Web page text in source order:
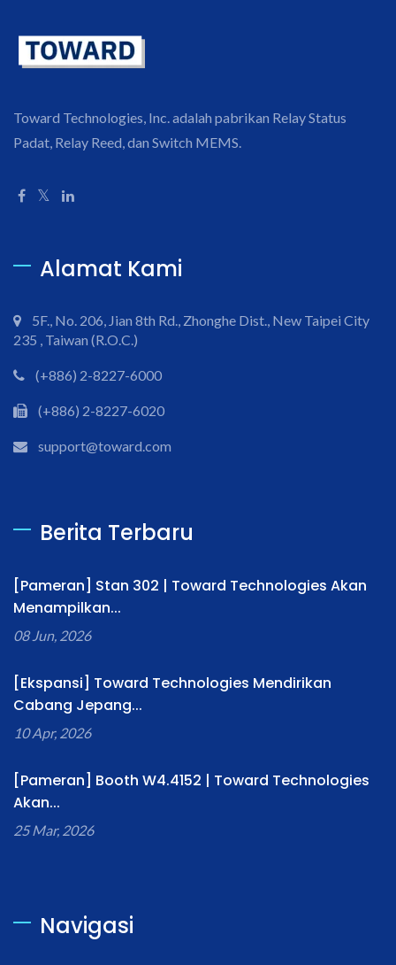
Toward Technologies, Inc. adalah pabrikan Relay Status
Padat, Relay Reed, dan Switch MEMS.
Alamat Kami
5F., No. 206, Jian 8th Rd., Zhonghe Dist., New Taipei City
235 , Taiwan (R.O.C.)
(+886) 2-8227-6000
(+886) 2-8227-6020
support@toward.com
Berita Terbaru
[Pameran] Stan 302 | Toward Technologies Akan
Menampilkan...
08 Jun, 2026
[Ekspansi] Toward Technologies Mendirikan
Cabang Jepang...
10 Apr, 2026
[Pameran] Booth W4.4152 | Toward Technologies
Akan...
25 Mar, 2026
Navigasi